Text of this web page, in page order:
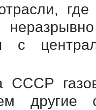
с
СССР
другие